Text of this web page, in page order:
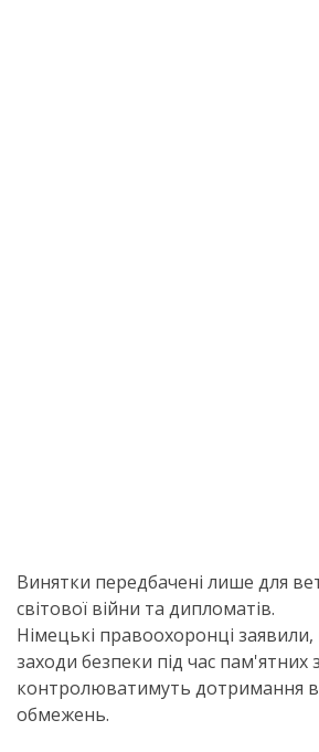
Винятки передбачені лише для
світової війни та дипломатів.
Німецькі правоохоронці
заходи безпеки під час пам'ятних
контролюватимуть дотримання
обмежень.